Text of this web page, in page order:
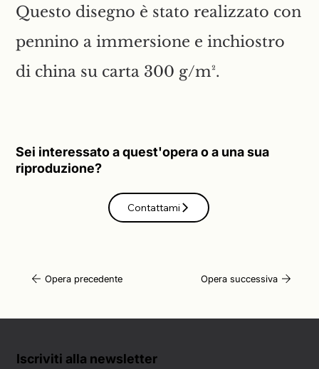
Questo disegno è stato realizzato con
pennino a immersione e inchiostro
di china su carta 300 g/m².
Sei interessato a quest'opera o a una sua
riproduzione?
Contattami
Opera precedente Opera successiva
Iscriviti alla newsletter